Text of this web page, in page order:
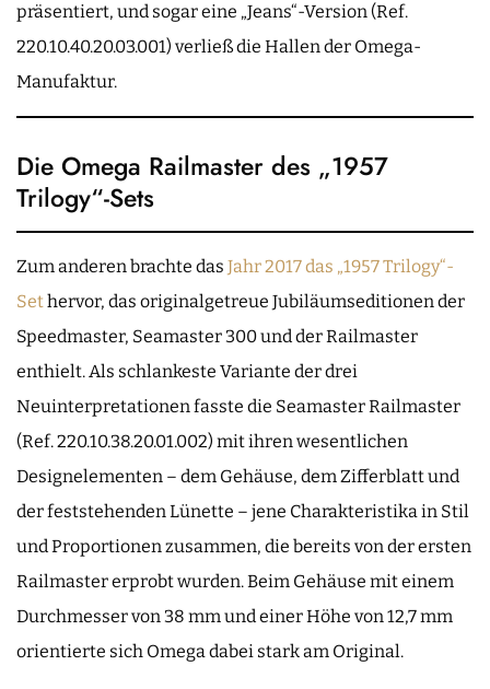
präsentiert, und sogar eine „Jeans“-Version (Ref.
220.10.40.20.03.001) verließ die Hallen der Omega-
Manufaktur.
Die Omega Railmaster des „1957
Trilogy“-Sets
Zum anderen brachte das Jahr 2017 das „1957 Trilogy“-
Sethervor, das originalgetreue Jubiläumseditionen der
Speedmaster, Seamaster 300 und der Railmaster
enthielt. Als schlankeste Variante der drei
Neuinterpretationen fasste die Seamaster Railmaster
(Ref. 220.10.38.20.01.002) mit ihren wesentlichen
Designelementen – dem Gehäuse, dem Zifferblatt und
der feststehenden Lünette – jene Charakteristika in Stil
und Proportionen zusammen, die bereits von der ersten
Railmaster erprobt wurden. Beim Gehäuse mit einem
Durchmesser von 38 mm und einer Höhe von 12,7 mm
orientierte sich Omega dabei stark am Original.